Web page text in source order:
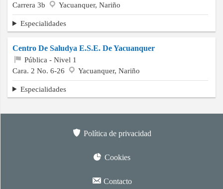
Buscar
Contacto
Carrera 3b
Yacuanquer, Nariño
Especialidades
Centro De Saludya E.S.E. De Yacuanquer
Pública - Nivel 1
Cara. 2 No. 6-26
Yacuanquer, Nariño
Especialidades
Política de privacidad
Cookies
Contacto